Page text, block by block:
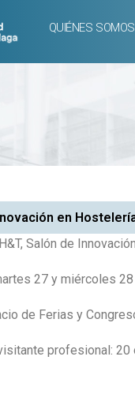
QUIÉNES SOMOS
en
Salón de
27 y miércoles
de Ferias y
profesional: 20